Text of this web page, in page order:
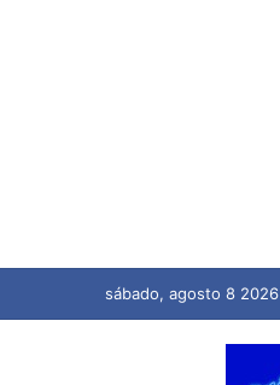
sábado, agosto 8 2026